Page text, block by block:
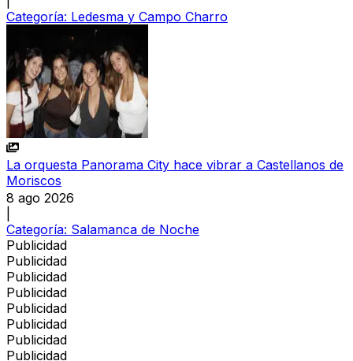
Categoría: Ledesma y Campo Charro
La orquesta Panorama City hace vibrar a Castellanos de
Moriscos
8 ago 2026
Categoría: Salamanca de Noche
Publicidad
Publicidad
Publicidad
Publicidad
Publicidad
Publicidad
Publicidad
Publicidad